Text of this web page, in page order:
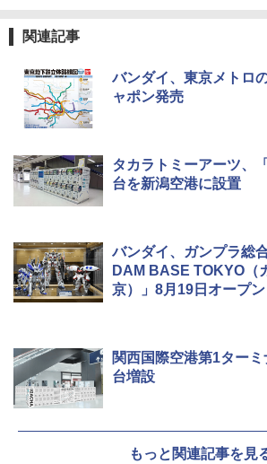
テント ワンタッチ
500002(88859)
[キャンパーズコレクシ
広げるだけ パッとサッ
ーティング フルクロ
ュ(BC仕様) PATC-
￥9,990
イドプラス ブラックコ
ーズ メッシュ 5人用 簡
テント PATCW-200B
付き ヒグマ・イノシシ
関の購入実績 登山・キ
￥3,680
Across やわらか保冷
￥680
コンパクト iimono117
￥3,180
関連記事
バンダイ、東京メトロ
ャポン発売
タカラトミーアーツ、
台を新潟空港に設置
バンダイ、ガンプラ総
DAM BASE TOKYO（
京）」8月19日オープン
関西国際空港第1ター
台増設
もっと関連記事を見